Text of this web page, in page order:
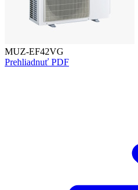
MUZ-EF42VG
Prehliadnuť PDF